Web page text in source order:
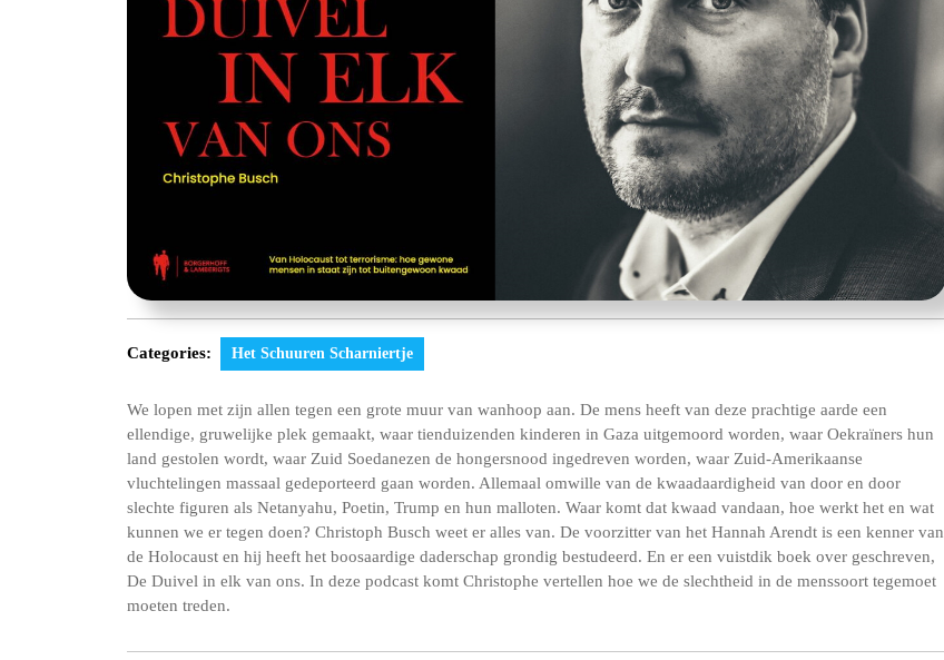
Categories: Het Schuuren Scharniertje
We lopen met zijn allen tegen een grote muur van wanhoop aan. De mens heeft van deze prachtige aarde een
ellendige, gruwelijke plek gemaakt, waar tienduizenden kinderen in Gaza uitgemoord worden, waar Oekraïners hun
land gestolen wordt, waar Zuid Soedanezen de hongersnood ingedreven worden, waar Zuid-Amerikaanse
vluchtelingen massaal gedeporteerd gaan worden. Allemaal omwille van de kwaadaardigheid van door en door
slechte figuren als Netanyahu, Poetin, Trump en hun malloten. Waar komt dat kwaad vandaan, hoe werkt het en wat
kunnen we er tegen doen? Christoph Busch weet er alles van. De voorzitter van het Hannah Arendt is een kenner van
de Holocaust en hij heeft het boosaardige daderschap grondig bestudeerd. En er een vuistdik boek over geschreven,
De Duivel in elk van ons. In deze podcast komt Christophe vertellen hoe we de slechtheid in de menssoort tegemoet
moeten treden.